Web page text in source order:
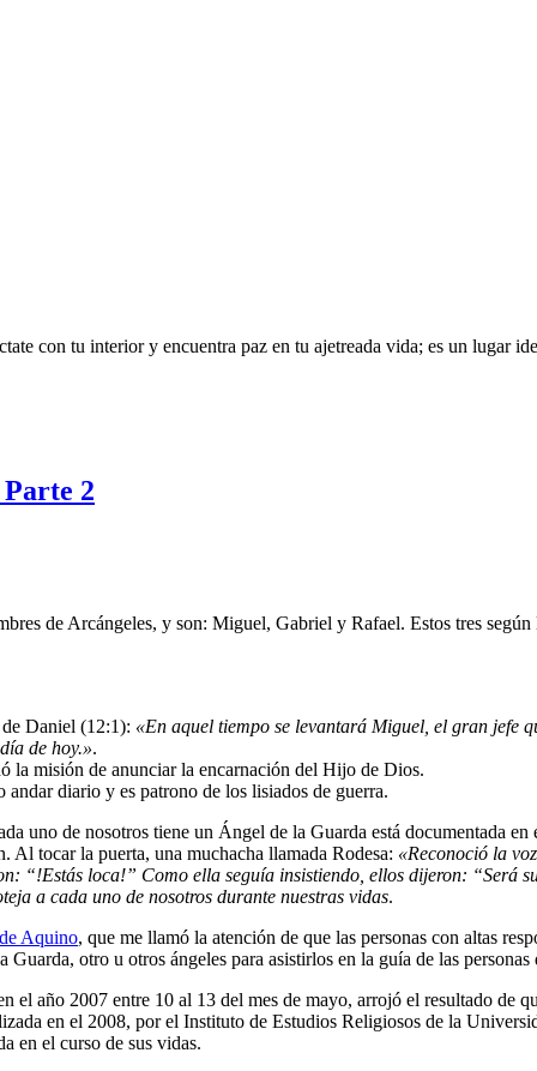
con tu interior y encuentra paz en tu ajetreada vida; es un lugar
2
de Arcángeles, y son: Miguel, Gabriel y Rafael. Estos tres
Daniel (12:1): «En aquel tiempo se levantará Miguel, el gran jefe
de hoy.».
la misión de anunciar la encarnación del Hijo de Dios.
andar diario y es patrono de los lisiados de guerra.
uno de nosotros tiene un Ángel de la Guarda está documentada
Al tocar la puerta, una muchacha llamada Rodesa: «Reconoció la
“!Estás loca!” Como ella seguía insistiendo, ellos dijeron: “Será
a cada uno de nosotros durante nuestras vidas.
Aquino, que me llamó la atención de que las personas con altas
otro u otros ángeles para asistirlos en la guía de las
el año 2007 entre 10 al 13 del mes de mayo, arrojó el resultado de
en el 2008, por el Instituto de Estudios Religiosos de la
en el curso de sus vidas.